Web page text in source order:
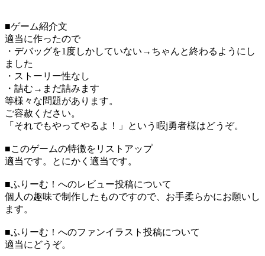
■ゲーム紹介文
適当に作ったので
・デバッグを1度しかしていない→ちゃんと終わるようにし
ました
・ストーリー性なし
・詰む→まだ詰みます
等様々な問題があります。
ご容赦ください。
「それでもやってやるよ！」という暇j勇者様はどうぞ。
■このゲームの特徴をリストアップ
適当です。とにかく適当です。
■ふりーむ！へのレビュー投稿について
個人の趣味で制作したものですので、お手柔らかにお願いし
ます。
■ふりーむ！へのファンイラスト投稿について
適当にどうぞ。